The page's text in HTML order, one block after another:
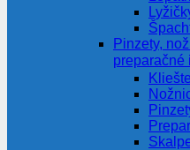
Pinzety,
preparačné
Kliešte